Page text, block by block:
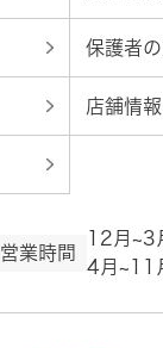
保護者
店舗情
営業時間
12月
4月~11